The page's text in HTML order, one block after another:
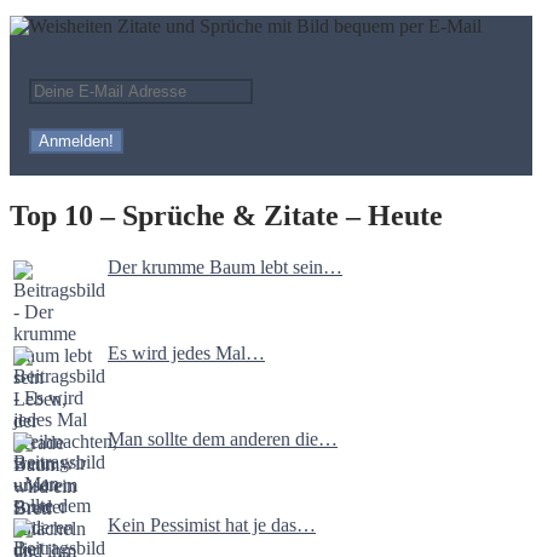
Top 10 – Sprüche & Zitate – Heute
Der krumme Baum lebt sein…
Es wird jedes Mal…
Man sollte dem anderen die…
Kein Pessimist hat je das…